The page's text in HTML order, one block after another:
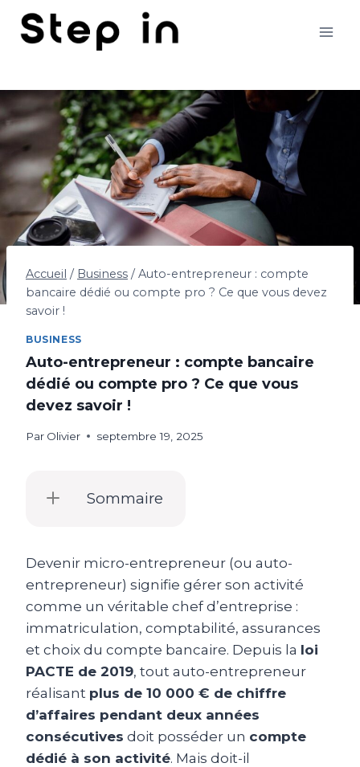
Aller
Accueil / Business / Auto-entrepreneur : compte
bancaire dédié ou compte pro ? Ce que vous devez
savoir !
BUSINESS
Auto-entrepreneur : compte bancaire
dédié ou compte pro ? Ce que vous
devez savoir !
Par Olivier septembre 19, 2025
Sommaire
Devenir micro-entrepreneur (ou auto-
entrepreneur) signifie gérer son activité
comme un véritable chef d’entreprise :
immatriculation, comptabilité, assurances
et choix du compte bancaire. Depuis la loi
PACTE de 2019, tout auto-entrepreneur
réalisant plus de 10 000 € de chiffre
d’affaires pendant deux années
consécutives doit posséder un compte
dédié à son activité. Mais doit-il